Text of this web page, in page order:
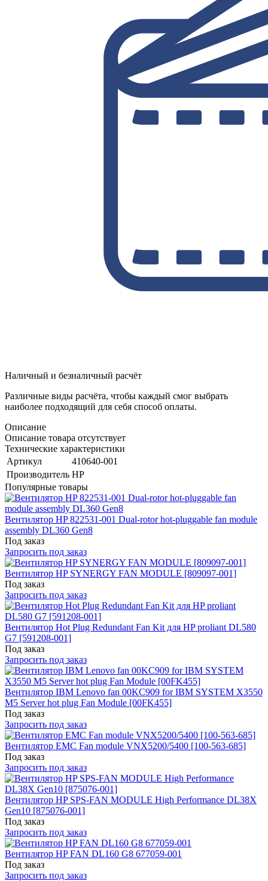
Наличный и безналичный расчёт
Различные виды расчёта, чтобы каждый смог выбрать
наиболее подходящий для себя способ оплаты.
Описание
Описание товара отсутствует
Технические характеристики
Артикул
410640-001
Производитель HP
Популярные товары
Вентилятор HP 822531-001 Dual-rotor hot-pluggable fan module
assembly DL360 Gen8
Под заказ
Запросить под заказ
Вентилятор HP SYNERGY FAN MODULE [809097-001]
Под заказ
Запросить под заказ
Вентилятор Hot Plug Redundant Fan Kit для HP proliant DL580
G7 [591208-001]
Под заказ
Запросить под заказ
Вентилятор IBM Lenovo fan 00KC909 for IBM SYSTEM X3550
M5 Server hot plug Fan Module [00FK455]
Под заказ
Запросить под заказ
Вентилятор EMC Fan module VNX5200/5400 [100-563-685]
Под заказ
Запросить под заказ
Вентилятор HP SPS-FAN MODULE High Performance DL38X
Gen10 [875076-001]
Под заказ
Запросить под заказ
Вентилятор HP FAN DL160 G8 677059-001
Под заказ
Запросить под заказ